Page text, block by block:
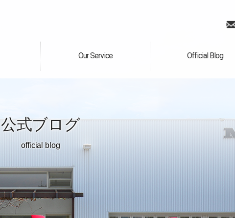
Our Service
サービス案内 Official Blog
公式ブログ
公式ブログ
official blog